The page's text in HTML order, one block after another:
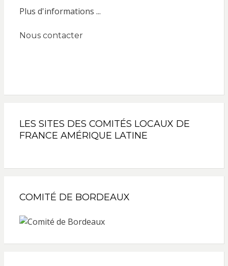
Plus d'informations ...
Nous contacter
LES SITES DES COMITÉS LOCAUX DE
FRANCE AMÉRIQUE LATINE
COMITÉ DE BORDEAUX